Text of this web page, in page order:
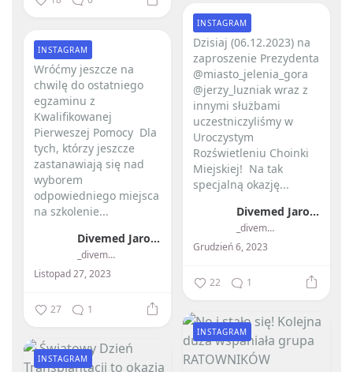
Dzisiaj (06.12.2023) na
zaproszenie Prezydenta
@miasto_jelenia_gora
@jerzy_luzniak wraz z
innymi służbami
uczestniczyliśmy w
Uroczystym
Rozświetleniu Choinki
Miejskiej! ️ Na tak
specjalną okazję...
Divemed Jarosław Przybylski
_divemed_
Grudzień 6, 2023
INSTAGRAM
22 1
Wróćmy jeszcze na
chwilę do ostatniego
egzaminu z
Kwalifikowanej
Pierweszej Pomocy ️ Dla
tych, którzy jeszcze
zastanawiają się nad
wyborem
odpowiedniego miejsca
na szkolenie...
Divemed Jarosław Przybylski
_divemed_
Listopad 27, 2023
INSTAGRAM
27 1
INSTAGRAM
INSTAGRAM